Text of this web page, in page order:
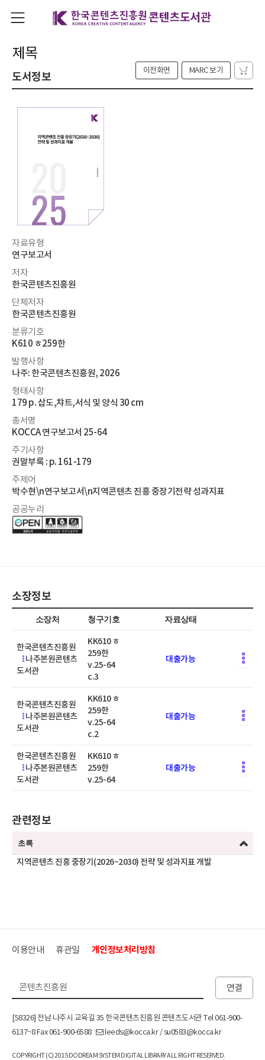
제목
도서정보
자료유형
연구보고서
저자
한국콘텐츠진흥원
단체저자
한국콘텐츠진흥원
분류기호
K610 ㅎ259한
발행사항
나주: 한국콘텐츠진흥원, 2026
형태사항
179 p. 삽도,챠트,서식 및 양식 30 cm
총서명
KOCCA 연구보고서 25-64
주기사항
권말부록 : p. 161-179
주제어
박수현\n연구보고서\n지역콘텐츠 진흥 중장기전략 성과지표
공공누리
이전화면 MARC 보기
소장정보
소장처 청구기호 자료상태
한국콘텐츠진흥원
나주본원콘텐츠
도서관
KK610 ㅎ
259한
v.25-64
c.3
대출가능
한국콘텐츠진흥원
나주본원콘텐츠
도서관
KK610 ㅎ
259한
v.25-64
c.2
대출가능
한국콘텐츠진흥원
나주본원콘텐츠
도서관
KK610 ㅎ
259한
v.25-64
대출가능
관련정보
초록
지역콘텐츠 진흥 중장기(2026~2030) 전략 및 성과지표 개발
이용안내 휴관일 개인정보처리방침
연결
[58326] 전남 나주시 교육길 35 한국콘텐츠진흥원 콘텐츠도서관 Tel 061-900-
6137~8 Fax 061-900-6588
leeds@kocca.kr / su0583@kocca.kr
COPYRIGHT (C) 2015 DODREAM SYSTEM DIGITAL LIBRARY ALL RIGHT RESERVED.